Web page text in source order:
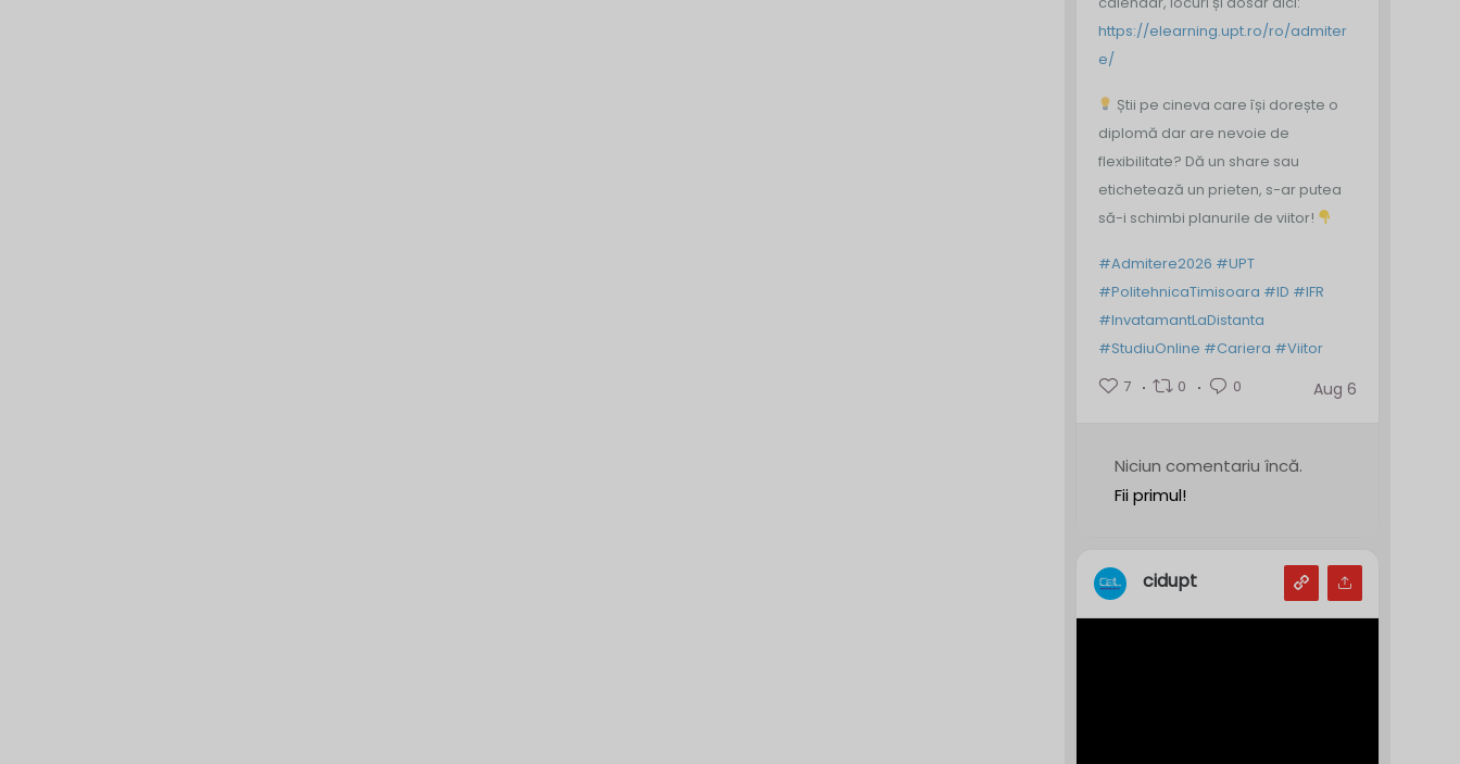
https://elearning.upt.ro/ro/admiter
e/
Știi pe cineva care își dorește o
diplomă dar are nevoie de
flexibilitate? Dă un share sau
etichetează un prieten, s-ar putea
să-i schimbi planurile de viitor!
#Admitere2026 #UPT
#PolitehnicaTimisoara #ID #IFR
#InvatamantLaDistanta
#StudiuOnline #Cariera #Viitor
7
0 0 Aug 6
Niciun comentariu încă.
Fii primul!
cidupt